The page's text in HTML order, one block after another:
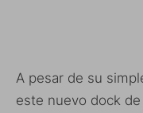
A pesar de su
este nuevo dock de